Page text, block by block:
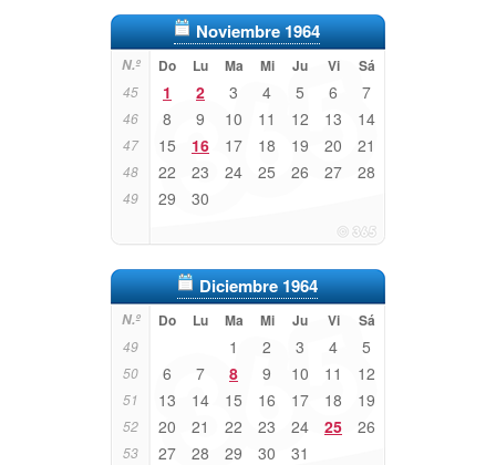
Noviembre 1964
N.º Do Lu Ma Mi Ju Vi Sá
45 1 2 3 4 5 6 7
46 8 9 10 11 12 13 14
47 15 16 17 18 19 20 21
48 22 23 24 25 26 27 28
49 29 30
Diciembre 1964
N.º Do Lu Ma Mi Ju Vi Sá
49 1 2 3 4 5
50 6 7 8 9 10 11 12
51 13 14 15 16 17 18 19
52 20 21 22 23 24 25 26
53 27 28 29 30 31